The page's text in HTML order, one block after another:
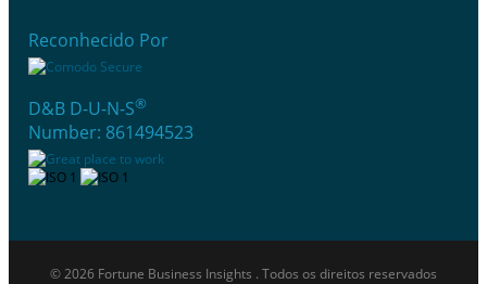
Reconhecido Por
D&B D-U-N-S®
Number: 861494523
© 2026 Fortune Business Insights . Todos os direitos reservados